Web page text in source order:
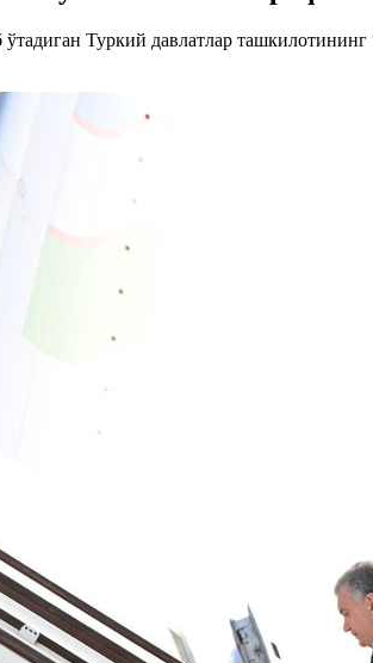
Туркий давлатлар